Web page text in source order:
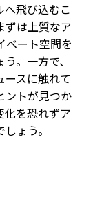
へ飛び込むこ
ずは上質なア
ベート空間を
。一方で、
スに触れて
ントが見つか
化を恐れずア
ょう。